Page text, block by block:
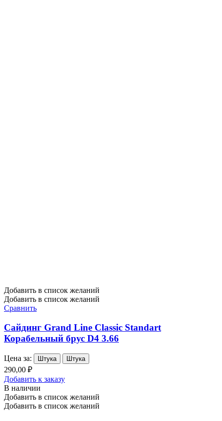
Добавить в список желаний
Добавить в список желаний
Сравнить
Сайдинг Grand Line Classic Standart
Корабельный брус D4 3.66
Цена за: Штука Штука
290,00 ₽
Добавить к заказу
В наличии
Добавить в список желаний
Добавить в список желаний